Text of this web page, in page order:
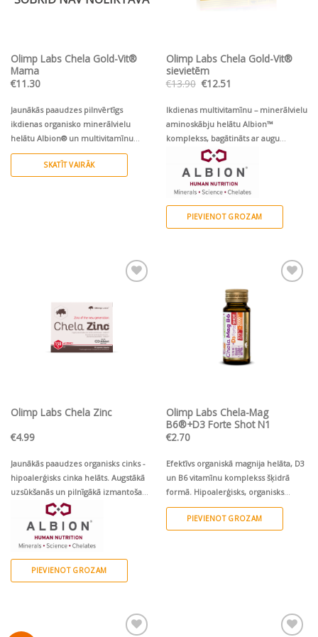
Olimp Labs Chela Gold-Vit®
Mama
€11.30
Jaunākās paaudzes pilnvērtīgs
ikdienas organisko minerālvielu
helātu Albion® un multivitamīnu
bioaktīvs komplekss sievietes un
gaidāmā mazuļa veselībai
SKATĪT VAIRĀK
Olimp Labs Chela Gold-Vit®
sievietēm
€13.90 Original
price
€13.90.
€12.51
€12.51.
Ikdienas multivitamīnu – minerālvielu
aminoskābju helātu Albion™
komplekss, bagātināts ar augu
ekstraktiem un hialuronskābi
mūsdienīgas sievietes veselībai,
skaistumam un vitalitātei
PIEVIENOT GROZAM
sarakstam
Olimp Labs Chela Zinc
€4.99
Jaunākās paaudzes organisks cinks -
hipoalerģisks cinka helāts. Augstākā
uzsūkšanās un pilnīgākā izmantošana
organismā
PIEVIENOT GROZAM
Pievienot vēlmju
sarakstam
Olimp Labs Chela-Mag
B6®+D3 Forte Shot N1
€2.70
Efektīvs organiskā magnija helāta, D3
un B6 vitamīnu komplekss šķidrā
formā. Hipoalerģisks, organisks
magnija helāts+D3 un B6vitamīni.
ampula (25 ml). Ķiršu garša
PIEVIENOT GROZAM